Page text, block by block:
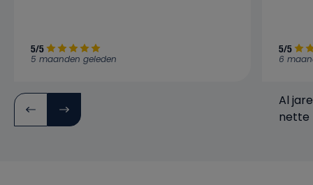
5/5
5 maanden geleden
Al
nette
5/5
6